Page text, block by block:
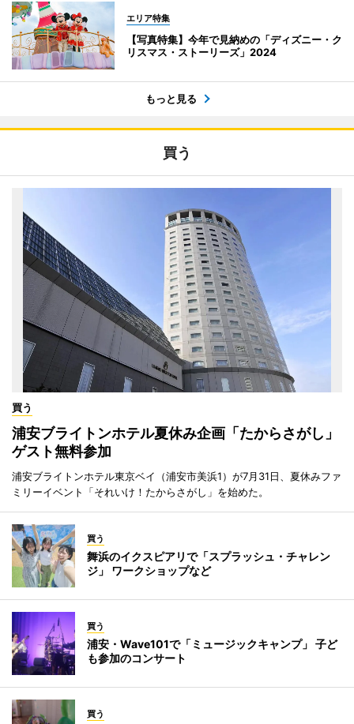
エリア特集
【写真特集】今年で見納めの「ディズニー・ク
リスマス・ストーリーズ」2024
もっと見る
買う
買う
浦安ブライトンホテル夏休み企画「たからさがし」
ゲスト無料参加
浦安ブライトンホテル東京ベイ（浦安市美浜1）が7月31日、夏休みファ
ミリーイベント「それいけ！たからさがし」を始めた。
買う
舞浜のイクスピアリで「スプラッシュ・チャレン
ジ」 ワークショップなど
買う
浦安・Wave101で「ミュージックキャンプ」 子ど
も参加のコンサート
買う